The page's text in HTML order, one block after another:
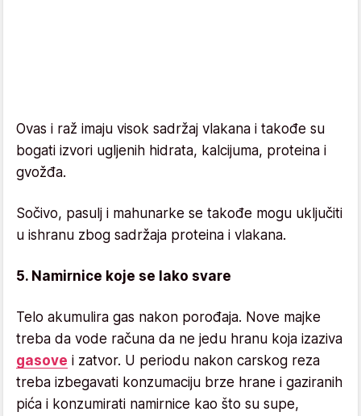
Ovas i raž imaju visok sadržaj vlakana i takođe su
bogati izvori ugljenih hidrata, kalcijuma, proteina i
gvožđa.
Sočivo, pasulj i mahunarke se takođe mogu uključiti
u ishranu zbog sadržaja proteina i vlakana.
5. Namirnice koje se lako svare
Telo akumulira gas nakon porođaja. Nove majke
treba da vode računa da ne jedu hranu koja izaziva
gasove i zatvor. U periodu nakon carskog reza
treba izbegavati konzumaciju brze hrane i gaziranih
pića i konzumirati namirnice kao što su supe,